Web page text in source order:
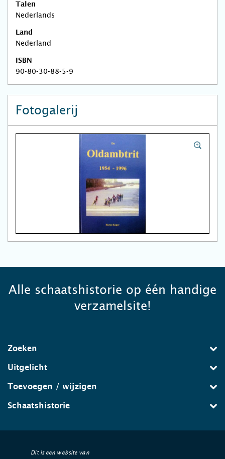
Talen
Nederlands
Land
Nederland
ISBN
90-80-30-88-5-9
Fotogalerij
Alle schaatshistorie op één handige
verzamelsite!
Zoeken
Uitgelicht
Toevoegen / wijzigen
Schaatshistorie
Dit is een website van